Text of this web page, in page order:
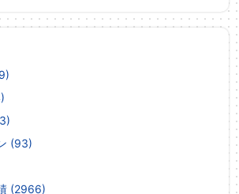
(93)
(2966)